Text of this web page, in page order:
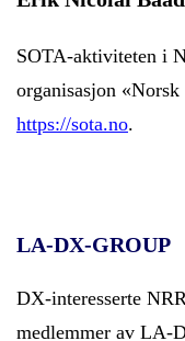
SOTA-aktiviteten i
organisasjon
https://sota.no.
LA-DX-GROUP
DX-interesserte
medlemmer av LA-